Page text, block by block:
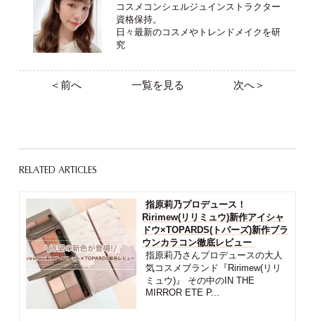
コスメコンシェルジュインストラクター
資格保持。
日々最新のコスメやトレンドメイクを研
究
＜前へ 一覧を見る 次へ＞
RELATED ARTICLES
指原莉乃プロデュース！
Ririmew(リリミュウ)新作アイシャ
ドウ×TOPARDS(トパーズ)新作ブラ
ウンカラコン徹底レビュー
指原莉乃さんプロデュースの大人
気コスメブランド『Ririmew(リリ
ミュウ)』 その中のIN THE
MIRROR ETE P...